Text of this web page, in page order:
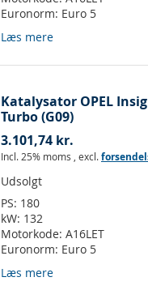
Euronorm: Euro 5
Læs mere
Katalysator OPEL
Turbo (G09)
3.101,74 kr.
Incl. 25% moms , excl.
Udsolgt
PS: 180
kW: 132
Motorkode: A16LET
Euronorm: Euro 5
Læs mere